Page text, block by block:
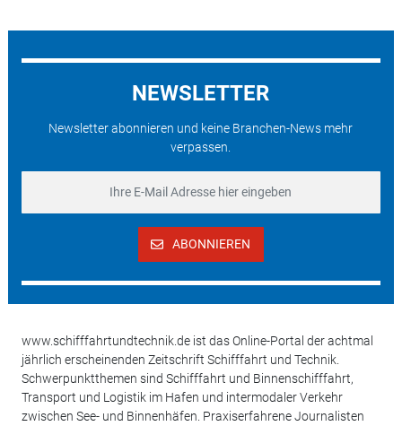
NEWSLETTER
Newsletter abonnieren und keine Branchen-News mehr
verpassen.
ABONNIEREN
www.schifffahrtundtechnik.de ist das Online-Portal der achtmal
jährlich erscheinenden Zeitschrift Schifffahrt und Technik.
Schwerpunktthemen sind Schifffahrt und Binnenschifffahrt,
Transport und Logistik im Hafen und intermodaler Verkehr
zwischen See- und Binnenhäfen. Praxiserfahrene Journalisten